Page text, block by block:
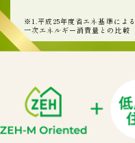
※1.平成25年度省エネ基準による「
一次エネルギー消費量との比較